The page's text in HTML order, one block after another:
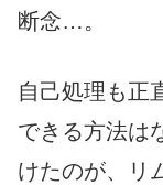
断念…。
自己処理も正
できる方法は
けたのが、リ